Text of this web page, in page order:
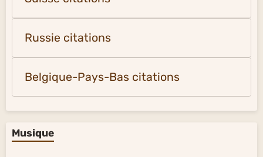
Russie citations
Belgique-Pays-Bas citations
Musique